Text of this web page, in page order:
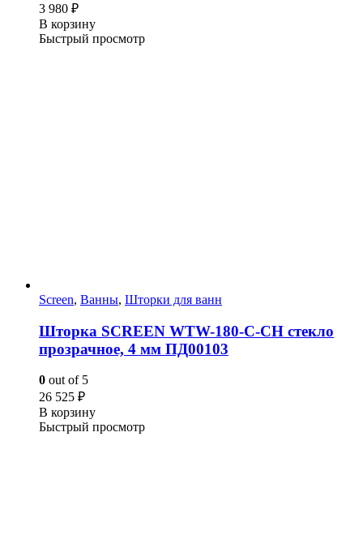
3 980 ₽
В корзину
Быстрый просмотр
Screen, Ванны, Шторки для ванн
Шторка SCREEN WTW-180-C-CH стекло
прозрачное, 4 мм ПД00103
0 out of 5
26 525 ₽
В корзину
Быстрый просмотр